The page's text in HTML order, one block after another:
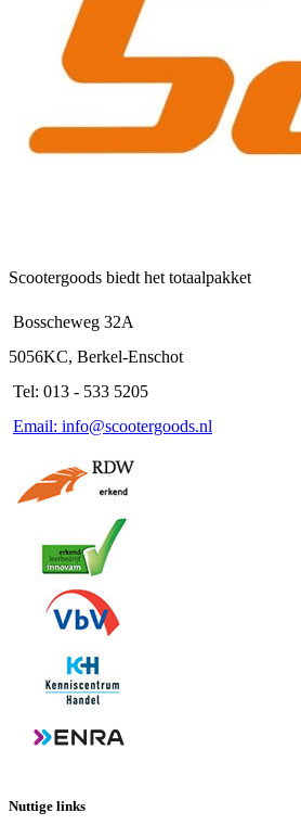
Scootergoods biedt het totaalpakket
Bosscheweg 32A
5056KC, Berkel-Enschot
Tel: 013 - 533 5205
Email: info@scootergoods.nl
Nuttige links